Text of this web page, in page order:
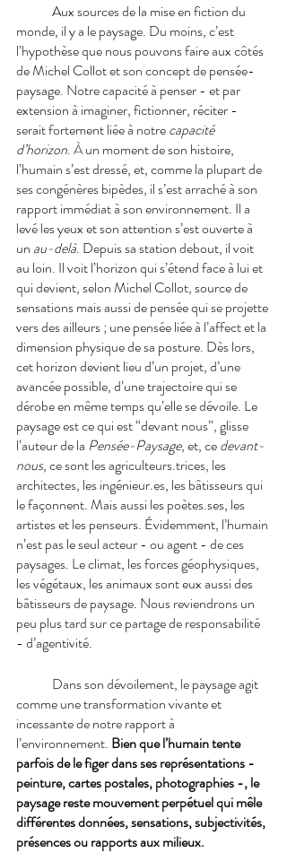
Aux sources de la mise en fiction du
monde, il y a le paysage. Du moins, c’est
l’hypothèse que nous pouvons faire aux côtés
de Michel Collot et son concept de pensée-
paysage. Notre capacité à penser - et par
extension à imaginer, fictionner, réciter -
serait fortement liée à notre capacité
d’horizon. À un moment de son histoire,
l’humain s’est dressé, et, comme la plupart de
ses congénères bipèdes, il s’est arraché à son
rapport immédiat à son environnement. Il a
levé les yeux et son attention s’est ouverte à
un au-delà. Depuis sa station debout, il voit
au loin. Il voit l’horizon qui s’étend face à lui et
qui devient, selon Michel Collot, source de
sensations mais aussi de pensée qui se projette
vers des ailleurs ; une pensée liée à l’affect et la
dimension physique de sa posture. Dès lors,
cet horizon devient lieu d’un projet, d’une
avancée possible, d’une trajectoire qui se
dérobe en même temps qu’elle se dévoile. Le
paysage est ce qui est “devant nous”, glisse
l’auteur de la Pensée-Paysage, et, ce devant-
nous, ce sont les agriculteurs.trices, les
architectes, les ingénieur.es, les bâtisseurs qui
le façonnent. Mais aussi les poètes.ses, les
artistes et les penseurs. Évidemment, l’humain
n’est pas le seul acteur - ou agent - de ces
paysages. Le climat, les forces géophysiques,
les végétaux, les animaux sont eux aussi des
bâtisseurs de paysage. Nous reviendrons un
peu plus tard sur ce partage de responsabilité
- d’agentivité.
Dans son dévoilement, le paysage agit
comme une transformation vivante et
incessante de notre rapport à
l’environnement. Bien que l’humain tente
parfois de le figer dans ses représentations -
peinture, cartes postales, photographies -, le
paysage reste mouvement perpétuel qui mêle
différentes données, sensations, subjectivités,
présences ou rapports aux milieux.